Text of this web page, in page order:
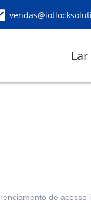
Lar
de acesso